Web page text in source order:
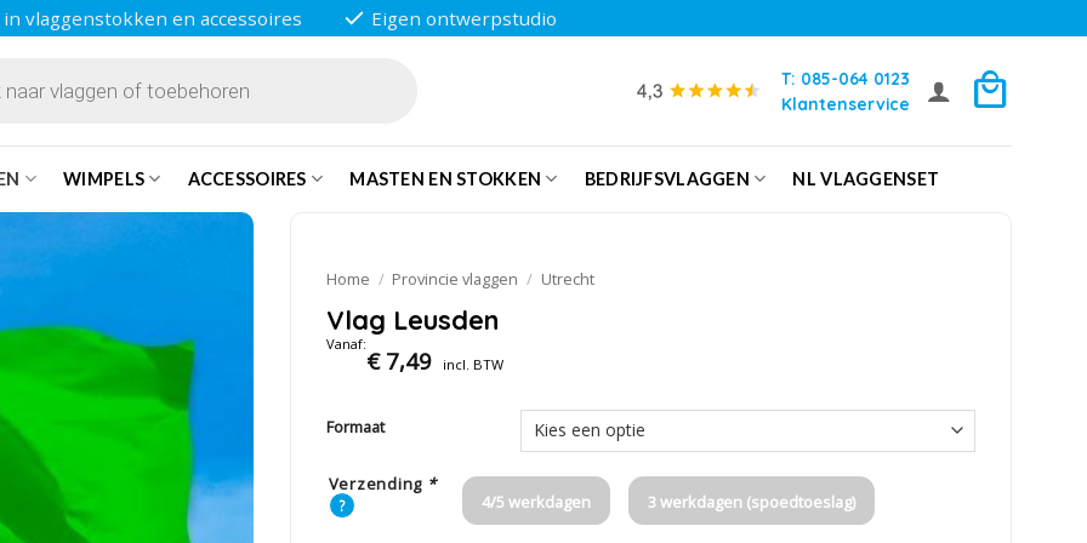
vlaggenstokken en accessoires Eigen ontwerpstudio
T: 085-064 0123
Klantenservice
WIMPELS ACCESSOIRES MASTEN EN STOKKEN BEDRIJFSVLAGGEN NL VLAGGENSET
Home / Provincie vlaggen / Utrecht
Vlag Leusden
Vanaf:
€7,49 incl. BTW
Formaat
Verzending *
? 4/5 werkdagen 3 werkdagen (spoedtoeslag)